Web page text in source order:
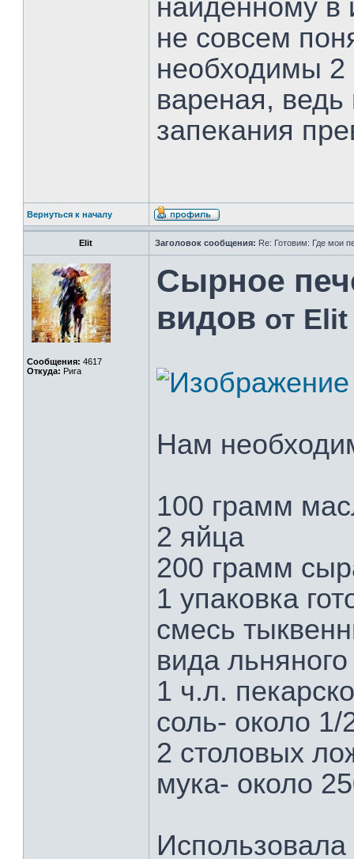
найденному в
не совсем
необходимы 2
вареная, ведь
запекания
Вернуться к началу
Elit Заголовок сообщения: Re: Готовим: Где мои
Сообщения: 4617
Откуда: Рига
Сырное
видов от Elit
Нам
100 грамм
2 яйца
200 грамм
1 упаковка
смесь
вида
1 ч.л.
соль- около
2 столовых
мука- около
Использовала